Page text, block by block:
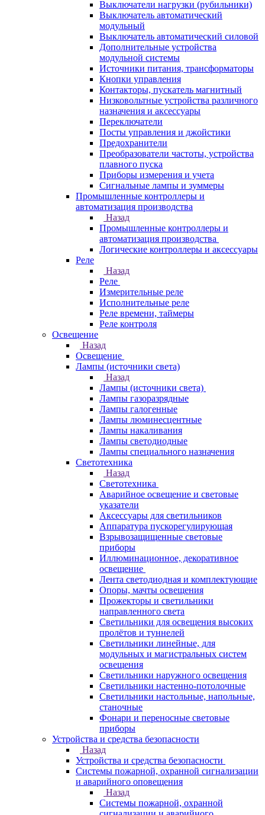
Выключатели нагрузки (рубильники)
Выключатель автоматический
модульный
Выключатель автоматический силовой
Дополнительные устройства
модульной системы
Источники питания, трансформаторы
Кнопки управления
Контакторы, пускатель магнитный
Низковольтные устройства различного
назначения и аксессуары
Переключатели
Посты управления и джойстики
Предохранители
Преобразователи частоты, устройства
плавного пуска
Приборы измерения и учета
Сигнальные лампы и зуммеры
Промышленные контроллеры и
автоматизация производства
Назад
Промышленные контроллеры и
автоматизация производства
Логические контроллеры и аксессуары
Реле
Назад
Реле
Измерительные реле
Исполнительные реле
Реле времени, таймеры
Реле контроля
Освещение
Назад
Освещение
Лампы (источники света)
Назад
Лампы (источники света)
Лампы газоразрядные
Лампы галогенные
Лампы люминесцентные
Лампы накаливания
Лампы светодиодные
Лампы специального назначения
Светотехника
Назад
Светотехника
Аварийное освещение и световые
указатели
Аксессуары для светильников
Аппаратура пускорегулирующая
Взрывозащищенные световые
приборы
Иллюминационное, декоративное
освещение
Лента светодиодная и комплектующие
Опоры, мачты освещения
Прожекторы и светильники
направленного света
Светильники для освещения высоких
пролётов и туннелей
Светильники линейные, для
модульных и магистральных систем
освещения
Светильники наружного освещения
Светильники настенно-потолочные
Светильники настольные, напольные,
станочные
Фонари и переносные световые
приборы
Устройства и средства безопасности
Назад
Устройства и средства безопасности
Системы пожарной, охранной сигнализации
и аварийного оповещения
Назад
Системы пожарной, охранной